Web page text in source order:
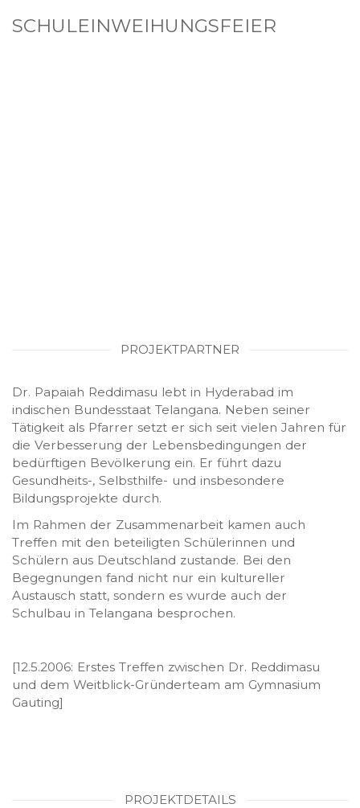
SCHULEINWEIHUNGSFEIER
PROJEKTPARTNER
Dr. Papaiah Reddimasu lebt in Hyderabad im
indischen Bundesstaat Telangana. Neben seiner
Tätigkeit als Pfarrer setzt er sich seit vielen Jahren für
die Verbesserung der Lebensbedingungen der
bedürftigen Bevölkerung ein. Er führt dazu
Gesundheits-, Selbsthilfe- und insbesondere
Bildungsprojekte durch.
Im Rahmen der Zusammenarbeit kamen auch
Treffen mit den beteiligten Schülerinnen und
Schülern aus Deutschland zustande. Bei den
Begegnungen fand nicht nur ein kultureller
Austausch statt, sondern es wurde auch der
Schulbau in Telangana besprochen.
[12.5.2006: Erstes Treffen zwischen Dr. Reddimasu
und dem Weitblick-Gründerteam am Gymnasium
Gauting]
PROJEKTDETAILS